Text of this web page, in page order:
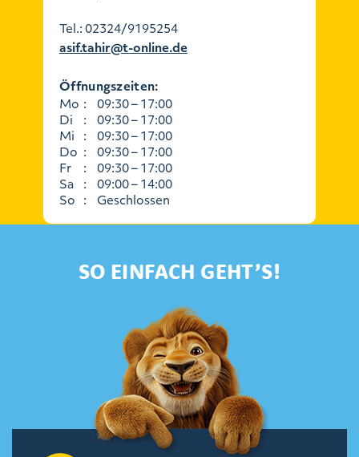
Tel.:02324/9195254
asif.tahir@t-online.de
Öffnungszeiten:
Mo :
09:30 – 17:00
Di
:
09:30 – 17:00
Mi :
09:30 – 17:00
Do :
09:30 – 17:00
Fr
:
09:30 – 17:00
Sa :
09:00 – 14:00
So : Geschlossen
SO EINFACH GEHT’S!